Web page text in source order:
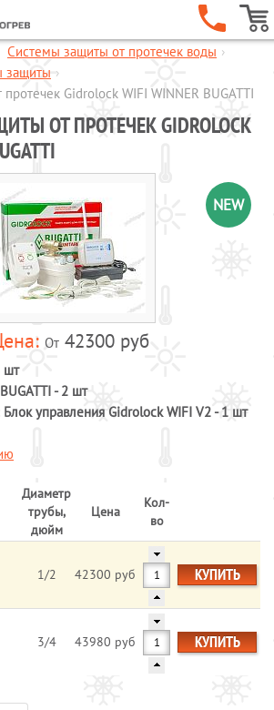
и
обогрева
воды
камер
Системы защиты от протечек воды ›
защиты ›
Gidrolock WIFI WINNER BUGATTI
ОТ ПРОТЕЧЕК GIDROLOCK
NEW
От 42300 руб
шт
- 2 шт
Блок управления Gidrolock WIFI V2 - 1 шт
Диаметр
трубы,
дюйм
Цена
Кол-
во
1/2 42300 руб КУПИТЬ
3/4 43980 руб КУПИТЬ